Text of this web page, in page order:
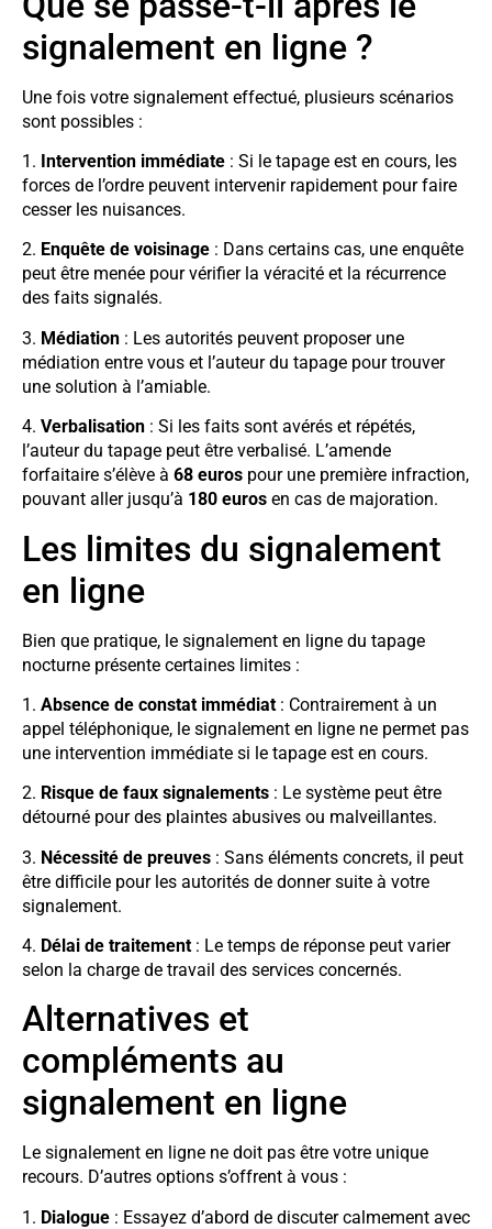
signalement en ligne ?
Une fois votre signalement effectué, plusieurs scénarios
sont possibles :
1. Intervention immédiate : Si le tapage est en cours, les
forces de l’ordre peuvent intervenir rapidement pour faire
cesser les nuisances.
2. Enquête de voisinage : Dans certains cas, une enquête
peut être menée pour vérifier la véracité et la récurrence
des faits signalés.
3. Médiation : Les autorités peuvent proposer une
médiation entre vous et l’auteur du tapage pour trouver
une solution à l’amiable.
4. Verbalisation : Si les faits sont avérés et répétés,
l’auteur du tapage peut être verbalisé. L’amende
forfaitaire s’élève à 68 euros pour une première infraction,
pouvant aller jusqu’à 180 euros en cas de majoration.
Les limites du signalement
en ligne
Bien que pratique, le signalement en ligne du tapage
nocturne présente certaines limites :
1. Absence de constat immédiat : Contrairement à un
appel téléphonique, le signalement en ligne ne permet pas
une intervention immédiate si le tapage est en cours.
2. Risque de faux signalements : Le système peut être
détourné pour des plaintes abusives ou malveillantes.
3. Nécessité de preuves : Sans éléments concrets, il peut
être difficile pour les autorités de donner suite à votre
signalement.
4. Délai de traitement : Le temps de réponse peut varier
selon la charge de travail des services concernés.
Alternatives et
compléments au
signalement en ligne
Le signalement en ligne ne doit pas être votre unique
recours. D’autres options s’offrent à vous :
1. Dialogue : Essayez d’abord de discuter calmement avec